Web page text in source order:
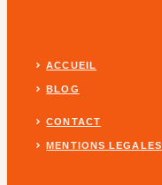
ACCUEIL
BLOG
CONTACT
MENTIONS LEGALES